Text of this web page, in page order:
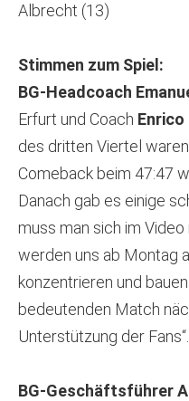
Albrecht (13)
Stimmen zum Spiel:
BG-Headcoach
Erfurt und Coach
des dritten Viertel
Comeback beim 47:47
Danach gab es einige
muss man sich im
werden uns ab Montag
konzentrieren und
bedeutenden Match
Unterstützung der Fans“.
BG-Geschäftsführer